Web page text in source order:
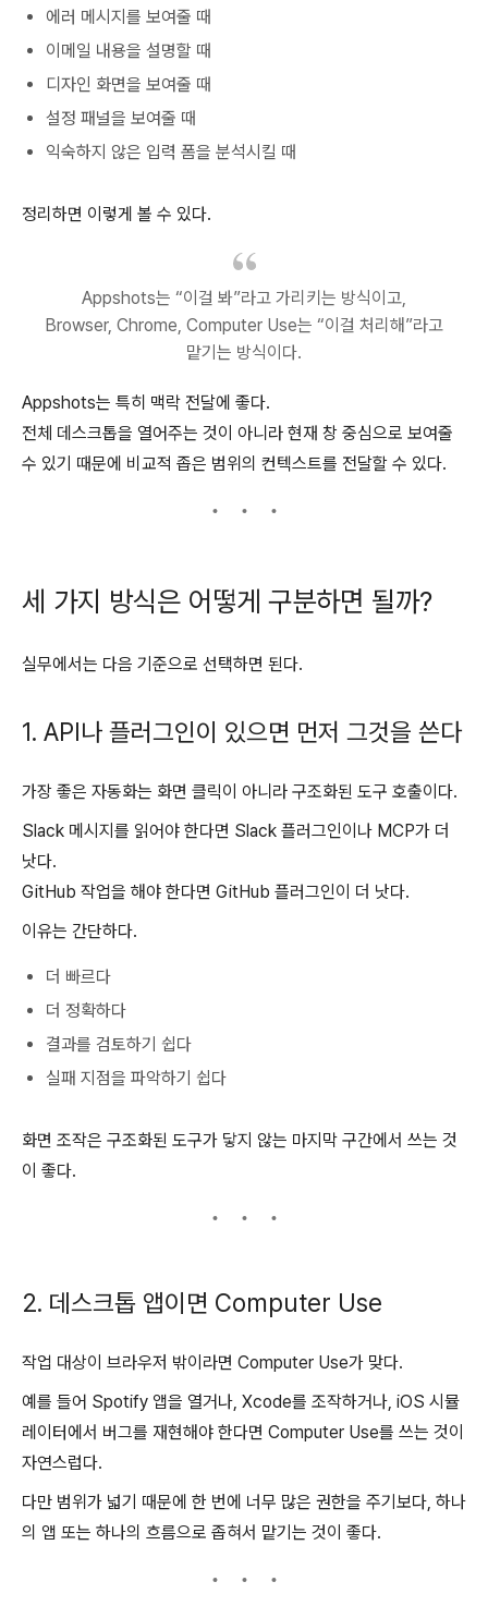
에러 메시지를 보여줄 때
이메일 내용을 설명할 때
디자인 화면을 보여줄 때
설정 패널을 보여줄 때
익숙하지 않은 입력 폼을 분석시킬 때
정리하면 이렇게 볼 수 있다.
Appshots는 “이걸 봐”라고 가리키는 방식이고,
Browser, Chrome, Computer Use는 “이걸 처리해”라고
맡기는 방식이다.
Appshots는 특히 맥락 전달에 좋다.
전체 데스크톱을 열어주는 것이 아니라 현재 창 중심으로 보여줄
수 있기 때문에 비교적 좁은 범위의 컨텍스트를 전달할 수 있다.
세 가지 방식은 어떻게 구분하면 될까?
실무에서는 다음 기준으로 선택하면 된다.
1. API나 플러그인이 있으면 먼저 그것을 쓴다
가장 좋은 자동화는 화면 클릭이 아니라 구조화된 도구 호출이다.
Slack 메시지를 읽어야 한다면 Slack 플러그인이나 MCP가 더
낫다.
GitHub 작업을 해야 한다면 GitHub 플러그인이 더 낫다.
이유는 간단하다.
더 빠르다
더 정확하다
결과를 검토하기 쉽다
실패 지점을 파악하기 쉽다
화면 조작은 구조화된 도구가 닿지 않는 마지막 구간에서 쓰는 것
이 좋다.
2. 데스크톱 앱이면 Computer Use
작업 대상이 브라우저 밖이라면 Computer Use가 맞다.
예를 들어 Spotify 앱을 열거나, Xcode를 조작하거나, iOS 시뮬
레이터에서 버그를 재현해야 한다면 Computer Use를 쓰는 것이
자연스럽다.
다만 범위가 넓기 때문에 한 번에 너무 많은 권한을 주기보다, 하나
의 앱 또는 하나의 흐름으로 좁혀서 맡기는 것이 좋다.